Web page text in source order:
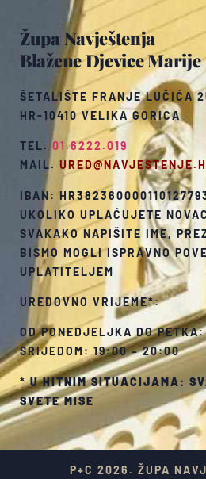
Župa Navještenja
Blažene Djevice Marije
ŠETALIŠTE FRANJE LUČIĆA
HR-10410 VELIKA GORICA
TEL.01.6222.019
MAIL.
IBAN:
UKOLIKO UPLAĆUJETE
SVAKAKO NAPIŠITE IME,
BISMO MOGLI ISPRAVNO
UPLATITELJEM
UREDOVNO VRIJEME*:
OD PONEDJELJKA DO
SRIJEDOM: 19:00 – 20:00
*U HITNIM SITUACIJAMA:
SVETE MISE
P+C 2026. ŽUPA